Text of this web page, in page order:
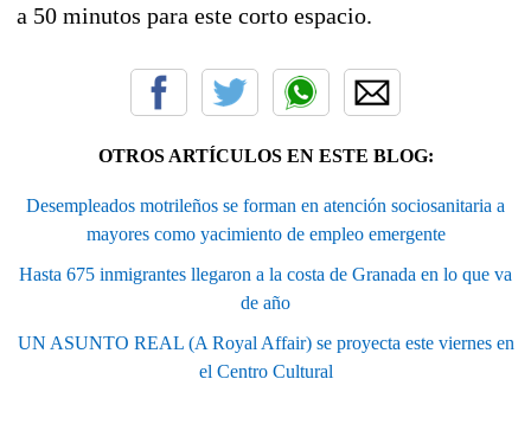
a 50 minutos para este corto espacio.
OTROS ARTÍCULOS EN ESTE BLOG:
Desempleados motrileños se forman en atención sociosanitaria a
mayores como yacimiento de empleo emergente
Hasta 675 inmigrantes llegaron a la costa de Granada en lo que va
de año
UN ASUNTO REAL (A Royal Affair) se proyecta este viernes en
el Centro Cultural